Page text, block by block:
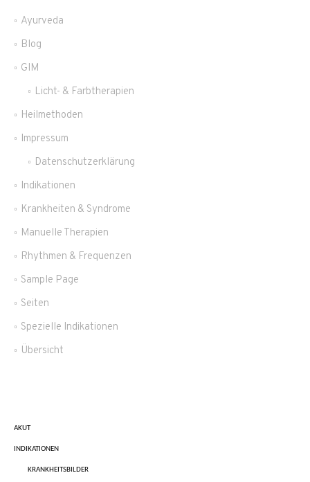
Ayurveda
Blog
GIM
Licht- & Farbtherapien
Heilmethoden
Impressum
Datenschutzerklärung
Indikationen
Krankheiten & Syndrome
Manuelle Therapien
Rhythmen & Frequenzen
Sample Page
Seiten
Spezielle Indikationen
Übersicht
AKUT
INDIKATIONEN
KRANKHEITSBILDER